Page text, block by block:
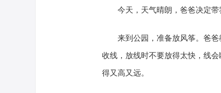
今天，天气晴朗，爸爸决定带
来到公园，准备放风筝。爸
收线，放线时不要放得太快，线
得又高又远。